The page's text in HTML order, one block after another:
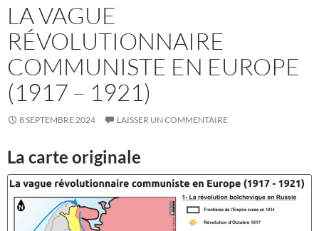
LA VAGUE
RÉVOLUTIONNAIRE
COMMUNISTE EN EUROPE
(1917 – 1921)
8 SEPTEMBRE 2024 LAISSER UN COMMENTAIRE
La carte originale